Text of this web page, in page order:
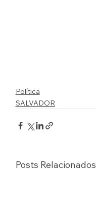
Política
SALVADOR
Posts Relacionados